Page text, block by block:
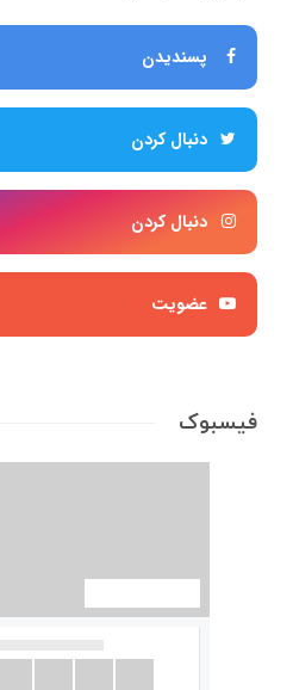
پسندیدن
دنبال کردن
دنبال کردن
عضویت
فیسبوک